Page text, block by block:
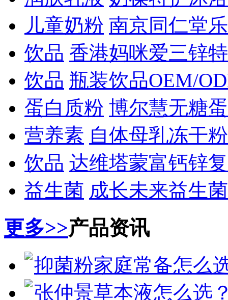
儿童奶粉 南京同仁堂
饮品 香港妈咪爱三锌
饮品 瓶装饮品OEM/
蛋白质粉 博尔慧无糖
营养素 自体母乳冻干
饮品 达维塔蒙富钙锌
益生菌 成长未来益生
更多>>产品资讯
抑菌粉家庭常备怎么
张仲景草本液怎么选